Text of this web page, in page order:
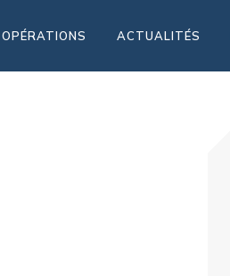
OPÉRATIONS ACTUALITÉS